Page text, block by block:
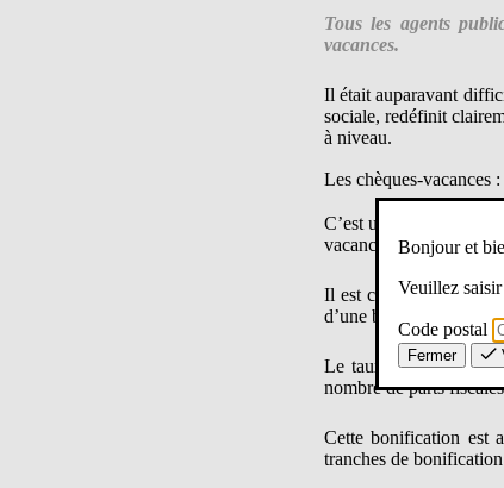
Tous les agents
vacances.
Il était auparavant
sociale, redéfinit
à niveau.
Les chèques-vacances
C’est une prestation
vacances est un
Il est composé de
d’une bonification de
Le taux de
nombre de parts
Cette bonification est
tranches de
Bonjour et
Veuillez
Code postal
Fermer